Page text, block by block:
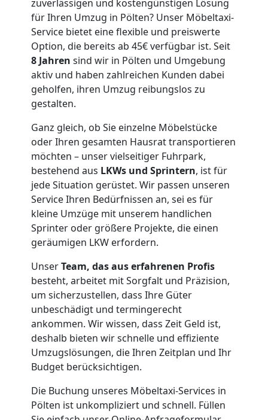
zuverlässigen und kostengünstigen Lösung
für Ihren Umzug in Pölten? Unser Möbeltaxi-
Service bietet eine flexible und preiswerte
Option, die bereits ab 45€ verfügbar ist. Seit
8 Jahren sind wir in Pölten und Umgebung
aktiv und haben zahlreichen Kunden dabei
geholfen, ihren Umzug reibungslos zu
gestalten.
Ganz gleich, ob Sie einzelne Möbelstücke
oder Ihren gesamten Hausrat transportieren
möchten – unser vielseitiger Fuhrpark,
bestehend aus LKWs und Sprintern, ist für
jede Situation gerüstet. Wir passen unseren
Service Ihren Bedürfnissen an, sei es für
kleine Umzüge mit unserem handlichen
Sprinter oder größere Projekte, die einen
geräumigen LKW erfordern.
UnserTeam, das aus erfahrenen Profis
besteht, arbeitet mit Sorgfalt und Präzision,
um sicherzustellen, dass Ihre Güter
unbeschädigt und termingerecht
ankommen. Wir wissen, dass Zeit Geld ist,
deshalb bieten wir schnelle und effiziente
Umzugslösungen, die Ihren Zeitplan und Ihr
Budget berücksichtigen.
Die Buchung unseres Möbeltaxi-Services in
Pölten ist unkompliziert und schnell. Füllen
LKW
Pölten
Kunsttransport
Pölten
Umzug
Pölten
Mann
LKW
Möbellift